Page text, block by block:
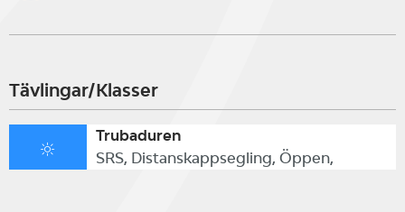
Tävlingar/Klasser
Trubaduren
SRS, Distanskappsegling, Öppen,